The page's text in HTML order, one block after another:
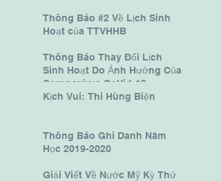
Thông Báo #2 Về Lịch Sinh
Hoạt của TTVHHB
Thông Báo Thay Đổi Lịch
Sinh Hoạt Do Ảnh Hưởng Của
Coronavirus CoVid-19.
Kịch Vui: Thi Hùng Biện
Thông Báo Ghi Danh Năm
Học 2019-2020
Giải Viết Về Nước Mỹ Kỳ Thứ